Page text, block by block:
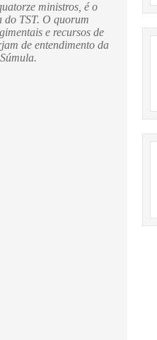
ministros, é o
do TST. O quorum
e recursos de
de entendimento da